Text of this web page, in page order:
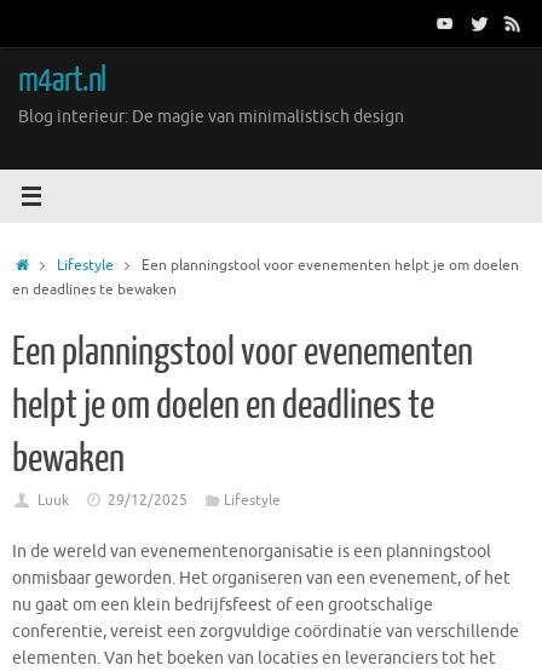
inhoud
m4art.nl
Blog interieur: De magie van minimalistisch design
HomeLifestyle
Een planningstool voor evenementen helpt je om doelen
en deadlines te bewaken
Een planningstool voor evenementen
helpt je om doelen en deadlines te
bewaken
Luuk 29/12/2025 Lifestyle
In de wereld van evenementenorganisatie is een planningstool
onmisbaar geworden. Het organiseren van een evenement, of het
nu gaat om een klein bedrijfsfeest of een grootschalige
conferentie, vereist een zorgvuldige coördinatie van verschillende
elementen. Van het boeken van locaties en leveranciers tot het